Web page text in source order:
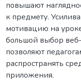
повышают
к предмету.
мотивацию на
большой выбор
позволяют
распространять
приложения.